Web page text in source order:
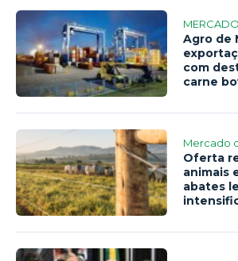
Agro de
com
carne
Mercado
Oferta
animais
abates